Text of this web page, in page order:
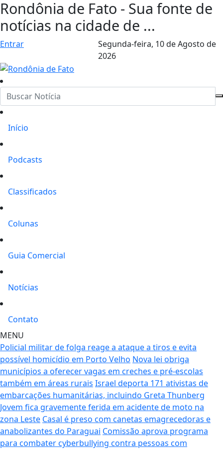
Rondônia de Fato - Sua fonte de
notícias na cidade de ...
Entrar Segunda-feira, 10 de Agosto de
2026
Início
Podcasts
Classificados
Colunas
Guia Comercial
Notícias
Contato
MENU
Policial militar de folga reage a ataque a tiros e evita
possível homicídio em Porto Velho Nova lei obriga
municípios a oferecer vagas em creches e pré-escolas
também em áreas rurais Israel deporta 171 ativistas de
embarcações humanitárias, incluindo Greta Thunberg
Jovem fica gravemente ferida em acidente de moto na
zona Leste Casal é preso com canetas emagrecedoras e
anabolizantes do Paraguai Comissão aprova programa
para combater cyberbullying contra pessoas com